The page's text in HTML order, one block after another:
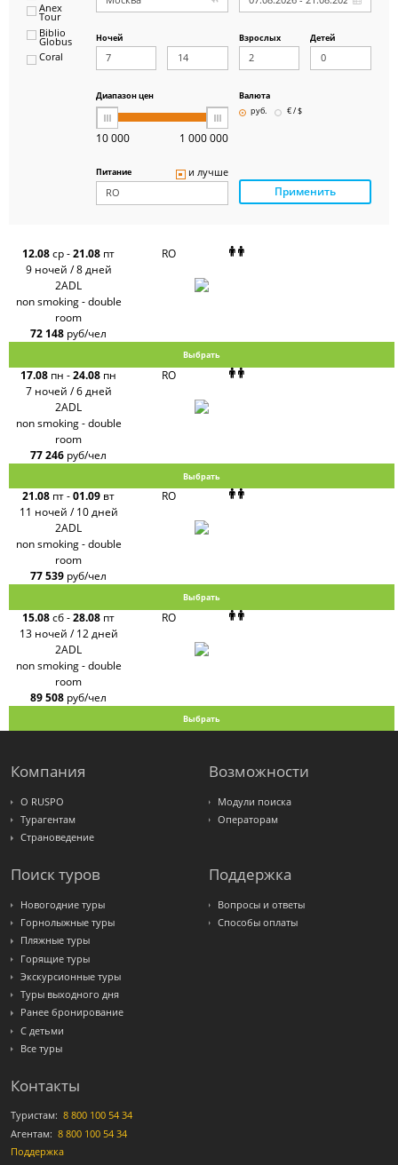
Anex
Tour
Biblio
Globus
Coral
Alean
Sunmar
PlanTravel
FUN&SUN
ex TUI
Крымская
Волна
LOTI
Express
Интурист
Travelata
Ночей Взрослых Детей
Диапазон цен
10 000 1 000 000
Валюта
руб.
€ / $
Питание и лучше
Применить
12.08ср-21.08 пт
9 ночей / 8 дней
RO
2ADL
non smoking - double
room
72 148 руб/чел
Выбрать
17.08 пн -24.08 пн
7 ночей / 6 дней
RO
2ADL
non smoking - double
room
77 246 руб/чел
Выбрать
21.08 пт-01.09 вт
11 ночей / 10 дней
RO
2ADL
non smoking - double
room
77 539 руб/чел
Выбрать
15.08сб-28.08 пт
13 ночей / 12 дней
RO
2ADL
non smoking - double
room
89 508 руб/чел
Выбрать
Компания
О RUSPO
Турагентам
Страноведение
Возможности
Модули поиска
Операторам
Поиск туров
Новогодние туры
Горнолыжные туры
Пляжные туры
Горящие туры
Экскурсионные туры
Туры выходного дня
Ранее бронирование
С детьми
Все туры
Поддержка
Вопросы и ответы
Способы оплаты
Контакты
Туристам: 8 800 100 54 34
Агентам: 8 800 100 54 34
Поддержка